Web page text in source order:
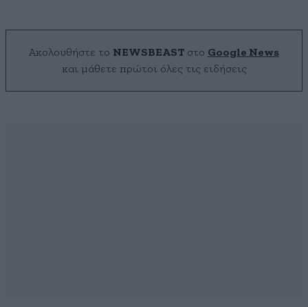
Ακολουθήστε το NEWSBEAST στο Google News
και μάθετε πρώτοι όλες τις ειδήσεις